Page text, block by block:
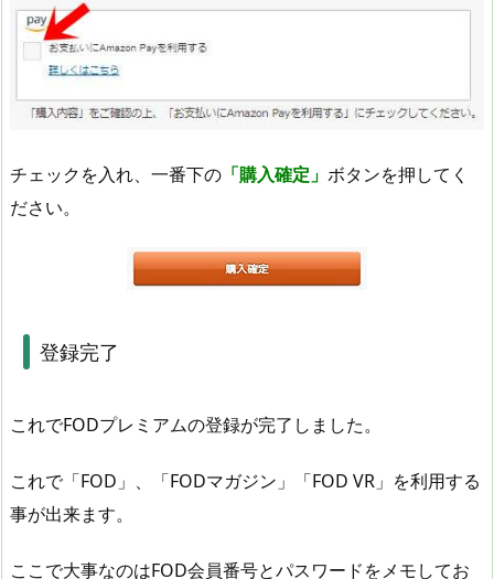
チェックを入れ、一番下の 「購入確定」 ボタンを押してく
ださい。
登録完了
これでFODプレミアムの登録が完了しました。
これで「FOD」、「FODマガジン」「FOD VR」を利用する
事が出来ます。
ここで大事なのはFOD会員番号とパスワードをメモしてお